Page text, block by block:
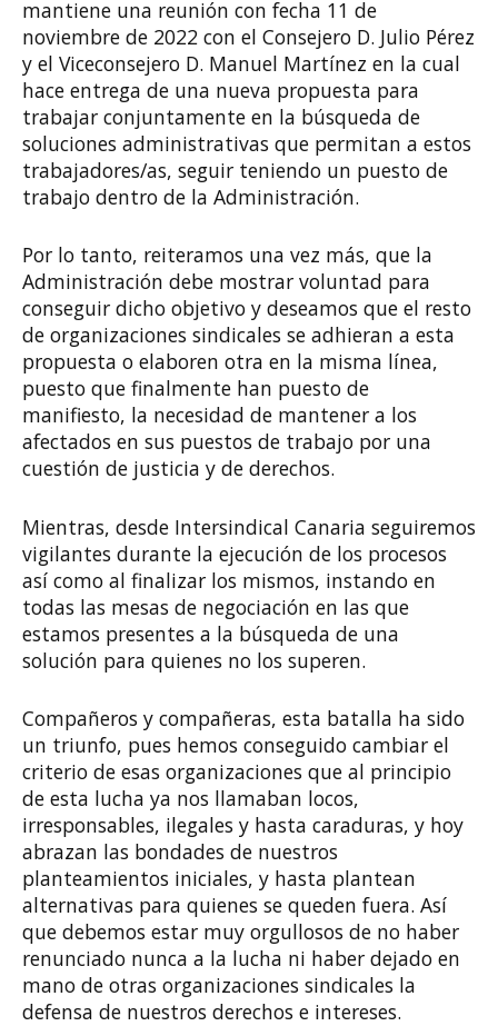
mantiene una reunión con fecha 11 de
noviembre de 2022 con el Consejero D. Julio Pérez
y el Viceconsejero D. Manuel Martínez en la cual
hace entrega de una nueva propuesta para
trabajar conjuntamente en la búsqueda de
soluciones administrativas que permitan a estos
trabajadores/as, seguir teniendo un puesto de
trabajo dentro de la Administración.
Por lo tanto, reiteramos una vez más, que la
Administración debe mostrar voluntad para
conseguir dicho objetivo y deseamos que el resto
de organizaciones sindicales se adhieran a esta
propuesta o elaboren otra en la misma línea,
puesto que finalmente han puesto de
manifiesto, la necesidad de mantener a los
afectados en sus puestos de trabajo por una
cuestión de justicia y de derechos.
Mientras, desde Intersindical Canaria seguiremos
vigilantes durante la ejecución de los procesos
así como al finalizar los mismos, instando en
todas las mesas de negociación en las que
estamos presentes a la búsqueda de una
solución para quienes no los superen.
Compañeros y compañeras, esta batalla ha sido
un triunfo, pues hemos conseguido cambiar el
criterio de esas organizaciones que al principio
de esta lucha ya nos llamaban locos,
irresponsables, ilegales y hasta caraduras, y hoy
abrazan las bondades de nuestros
planteamientos iniciales, y hasta plantean
alternativas para quienes se queden fuera. Así
que debemos estar muy orgullosos de no haber
renunciado nunca a la lucha ni haber dejado en
mano de otras organizaciones sindicales la
defensa de nuestros derechos e intereses.